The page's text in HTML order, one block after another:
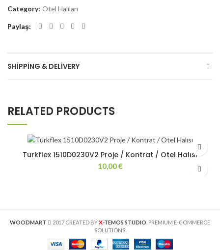
Category: Otel Halıları
Paylaş
SHIPPING & DELIVERY
RELATED PRODUCTS
Turkflex 1510D0230V2 Proje / Kontrat / Otel Halısı
10,00€
WOODMART 2017 CREATED BYX-TEMOS STUDIO . PREMIUM E-COMMERCE
SOLUTIONS.